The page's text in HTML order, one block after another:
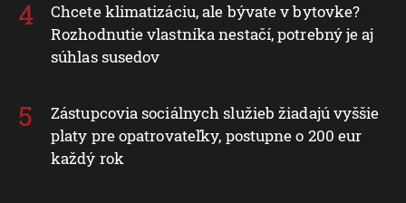
Chcete klimatizáciu, ale bývate v bytovke?
Rozhodnutie vlastníka nestačí, potrebný je aj
súhlas susedov
Zástupcovia sociálnych služieb žiadajú vyššie
platy pre opatrovateľky, postupne o 200 eur
každý rok